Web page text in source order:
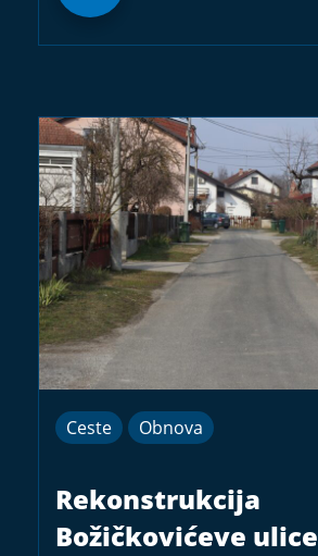
Ceste Obnova
Rekonstrukcija
Božičkovićeve ulice